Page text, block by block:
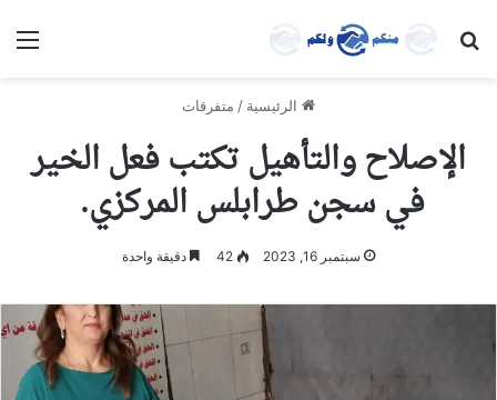
بحث عن
الرئيسية / متفرقات
الإصلاح والتأهيل تكتب فعل الخير
في سجن طرابلس المركزي.
سبتمبر 16, 2023 42 دقيقة واحدة